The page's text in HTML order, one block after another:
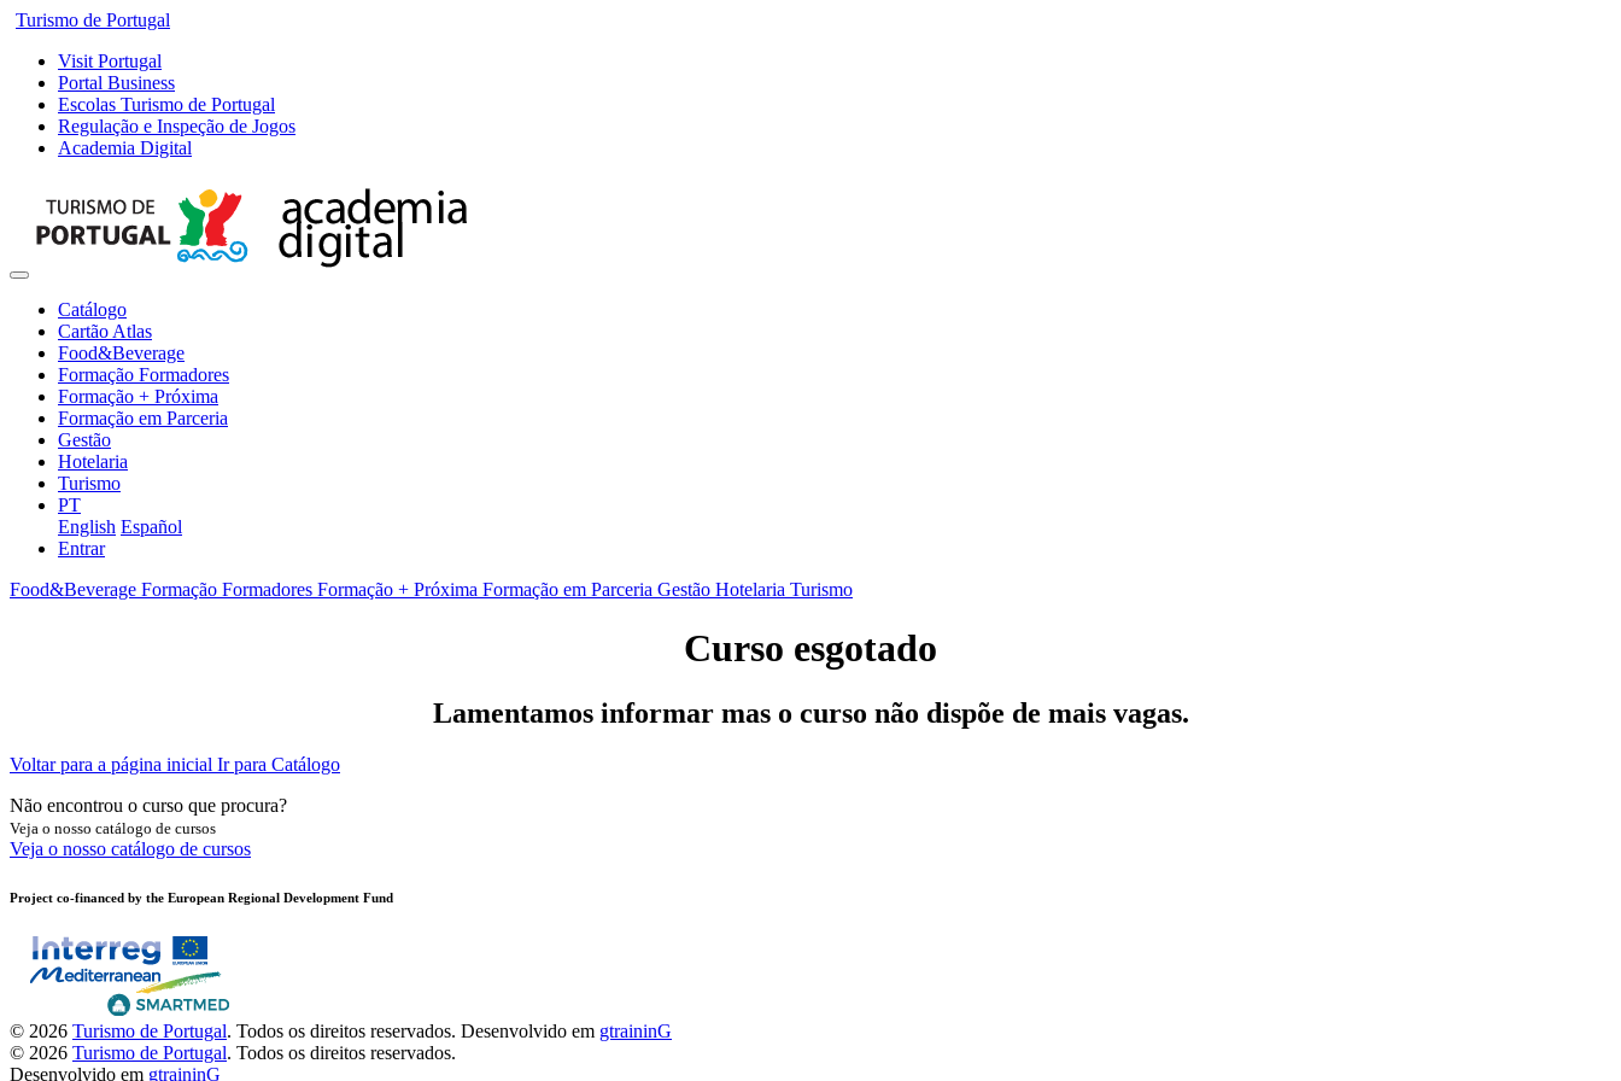
Turismo de Portugal
Visit Portugal
Portal Business
Escolas Turismo de Portugal
Regulação e Inspeção de Jogos
Academia Digital
Catálogo
Cartão Atlas
Food&Beverage
Formação Formadores
Formação + Próxima
Formação em Parceria
Gestão
Hotelaria
Turismo
PT
English Español
Entrar
Food&Beverage Formação Formadores Formação + Próxima Formação em Parceria Gestão Hotelaria Turismo
Curso esgotado
Lamentamos informar mas o curso não dispõe de mais vagas.
Voltar para a página inicial Ir para Catálogo
Não encontrou o curso que procura?
Veja o nosso catálogo de cursos
Veja o nosso catálogo de cursos
Project co-financed by the European Regional Development Fund
© 2026 Turismo de Portugal. Todos os direitos reservados. Desenvolvido em gtraininG
© 2026 Turismo de Portugal. Todos os direitos reservados.
Desenvolvido em gtraininG